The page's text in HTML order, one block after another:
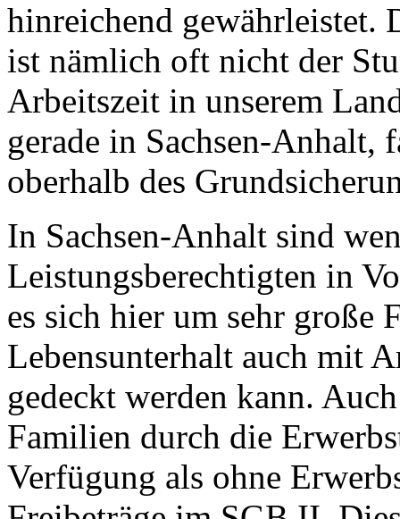
hinreichend gewährleistet.
ist nämlich oft nicht der
Arbeitszeit in unserem
gerade in Sachsen-Anhalt,
oberhalb des
In Sachsen-Anhalt sind
Leistungsberechtigten in
es sich hier um sehr große
Lebensunterhalt auch mit
gedeckt werden kann.
Familien durch die
Verfügung als ohne